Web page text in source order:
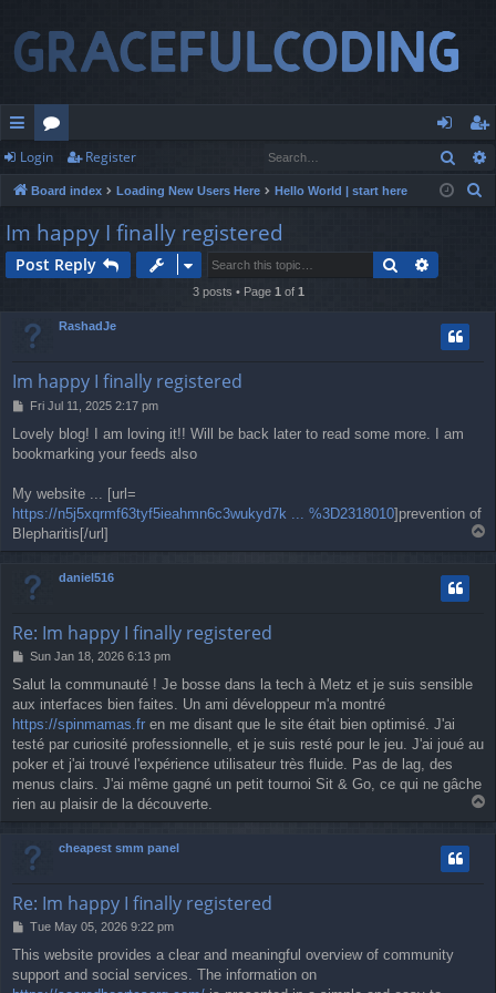
ui
ck
lin
ks
or
u
m
s
og
in
eg
ist
Login Register
Board index Loading New Users Here Hello World | start here
Im happy I finally registered
Post Reply Search
3 posts • Page 1of 1
RashadJe
Im happy I finally registered
P
s
t
Fri Jul 11, 2025 2:17 pm
Lovely blog! I am loving it!! Will be back later to read some more. I am
bookmarking your feeds also
My website ... [url=
https://n5j5xqrmf63tyf5ieahmn6c3wukyd7k ... %3D2318010]prevention of
Blepharitis[/url]
o
daniel516
Re: Im happy I finally registered
P
s
t
Sun Jan 18, 2026 6:13 pm
Salut la communauté ! Je bosse dans la tech à Metz et je suis sensible
aux interfaces bien faites. Un ami développeur m'a montré
https://spinmamas.fr en me disant que le site était bien optimisé. J'ai
testé par curiosité professionnelle, et je suis resté pour le jeu. J'ai joué au
poker et j'ai trouvé l'expérience utilisateur très fluide. Pas de lag, des
menus clairs. J'ai même gagné un petit tournoi Sit & Go, ce qui ne gâche
rien au plaisir de la découverte.
cheapest smm panel
Re: Im happy I finally registered
P
s
t
Tue May 05, 2026 9:22 pm
This website provides a clear and meaningful overview of community
support and social services. The information on